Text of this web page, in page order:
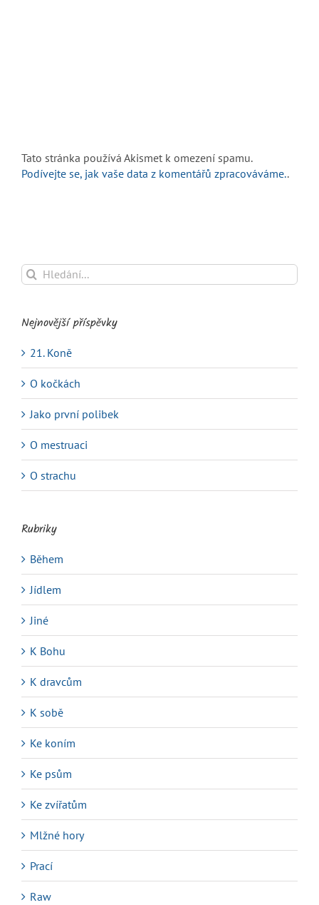
Tato stránka používá Akismet k omezení spamu.
Podívejte se, jak vaše data z komentářů zpracováváme..
Hledat:
Nejnovější příspěvky
21. Koně
O kočkách
Jako první polibek
O mestruaci
O strachu
Rubriky
Během
Jídlem
Jiné
K Bohu
K dravcům
K sobě
Ke koním
Ke psům
Ke zvířatům
Mlžné hory
Prací
Raw